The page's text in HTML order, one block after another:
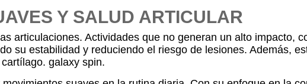
Y SALUD ARTICULAR
articulaciones. Actividades que no generan un alto impacto,
su estabilidad y reduciendo el riesgo de lesiones. Además,
galaxy spin.